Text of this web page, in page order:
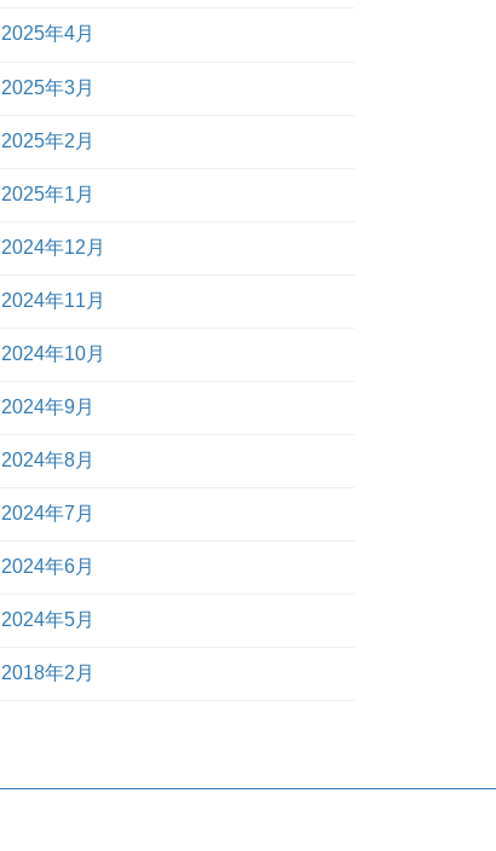
2025年4月
2025年3月
2025年2月
2025年1月
2024年12月
2024年11月
2024年10月
2024年9月
2024年8月
2024年7月
2024年6月
2024年5月
2018年2月